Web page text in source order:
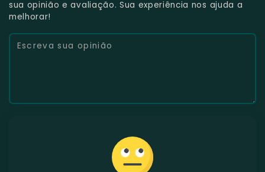
sua opinião e avaliação. Sua experiência nos ajuda a
melhorar!